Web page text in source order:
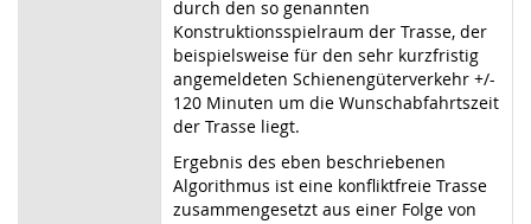
durch den so genannten
Konstruktionsspielraum der Trasse, der
beispielsweise für den sehr kurzfristig
angemeldeten Schienengüterverkehr +/-
120 Minuten um die Wunschabfahrtszeit
der Trasse liegt.
Ergebnis des eben beschriebenen
Algorithmus ist eine konfliktfreie Trasse
zusammengesetzt aus einer Folge von